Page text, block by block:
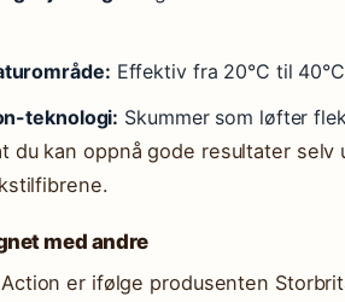
Effektiv fra 20°C til 40°C
teknologi: Skummer som løfter
du kan oppnå gode resultater selv
med andre
Action er ifølge produsenten